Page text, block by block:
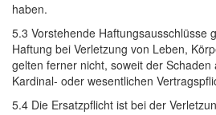
haben.
5.3 Vorstehende Haftungsausschlüsse
Haftung bei Verletzung von Leben,
gelten ferner nicht, soweit der
Kardinal- oder wesentlichen
5.4 Die Ersatzpflicht ist bei der